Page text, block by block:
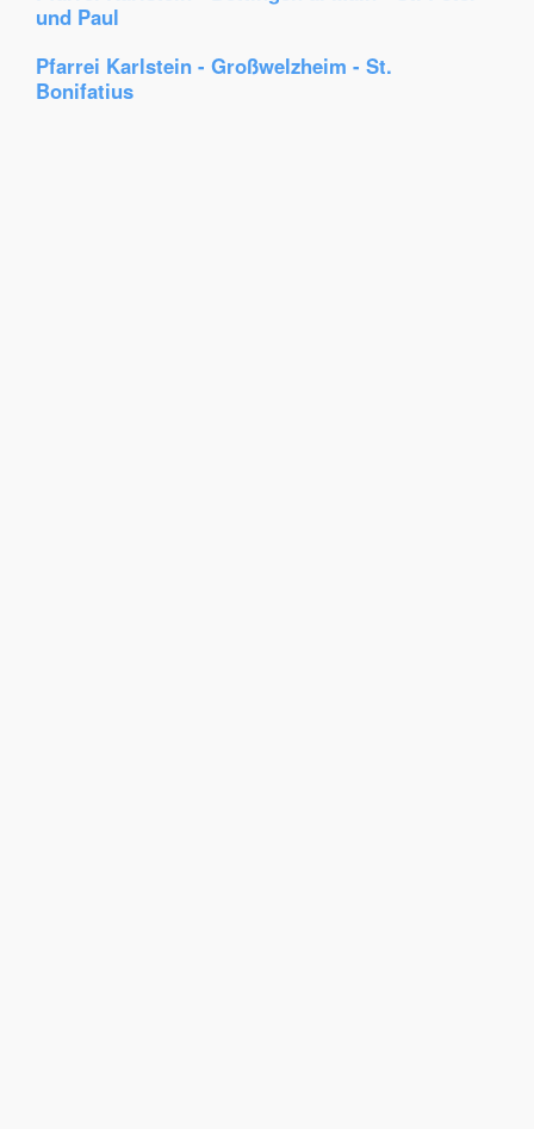
und Paul
Pfarrei Karlstein - Großwelzheim - St.
Bonifatius